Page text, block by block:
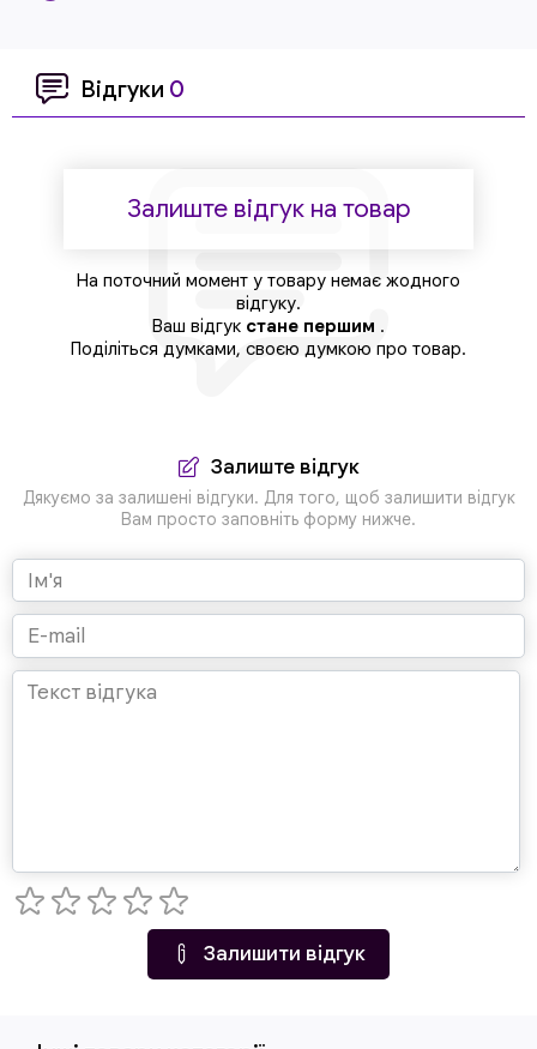
Відгуки 0
Залиште відгук на товар
На поточний момент у товару немає жодного
відгуку.
Ваш відгук стане першим .
Поділіться думками, своєю думкою про товар.
Залиште відгук
Дякуємо за залишені відгуки. Для того, щоб залишити відгук
Вам просто заповніть форму нижче.
Залишити відгук